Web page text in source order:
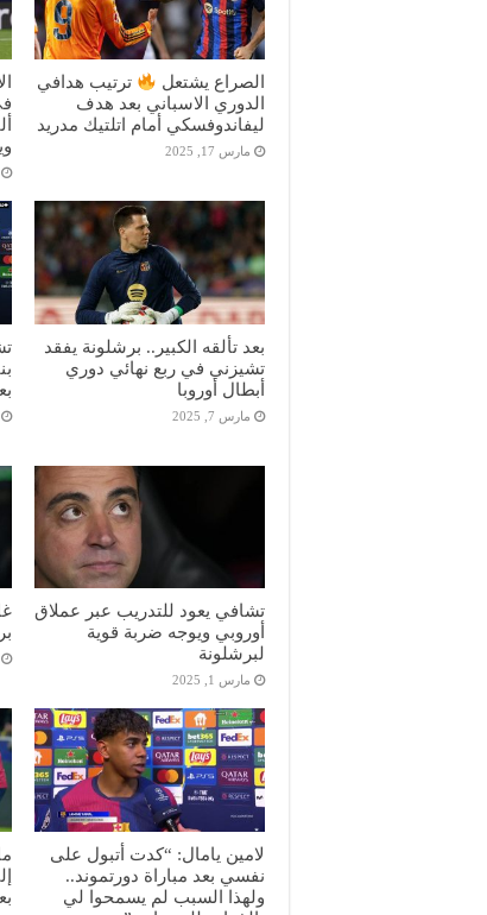
الصراع يشتعل
ترتيب هدافي
الدوري الاسباني بعد هدف
ليفاندوفسكي أمام اتلتيك مدريد
مارس 17, 2025
بعد تألقه الكبير.. برشلونة يفقد
تشيزني في ربع نهائي دوري
أبطال أوروبا
مارس 7, 2025
تشافي يعود للتدريب عبر عملاق
أوروبي ويوجه ضربة قوية
لبرشلونة
مارس 1, 2025
لامين يامال: “كدت أتبول على
نفسي بعد مباراة دورتموند..
ولهذا السبب لم يسمحوا لي